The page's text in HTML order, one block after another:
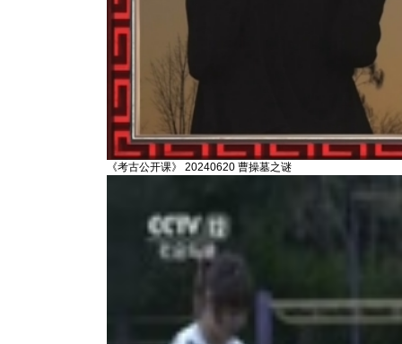
《考古公开课》 20240620 曹操墓之谜